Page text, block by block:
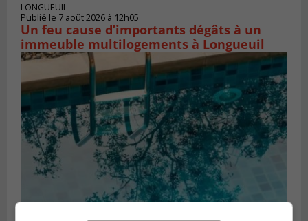
LONGUEUIL
Publié le 7 août 2026 à 12h05
Un feu cause d’importants dégâts à un
immeuble multilogements à Longueuil